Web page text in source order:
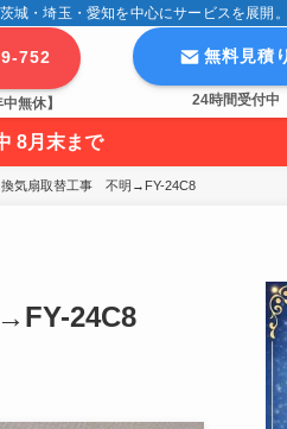
・埼玉・愛知を中心にサービスを展
752
無休】
無料見積り
24時間受付中
8月末まで
気扇取替工事　不明→FY-24C8
24C8